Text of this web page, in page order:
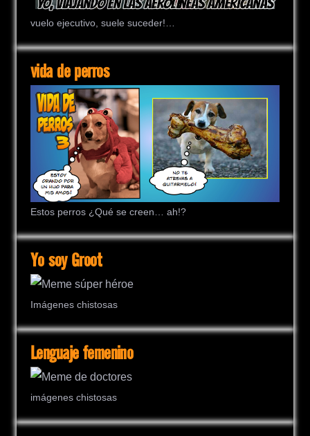
vuelo ejecutivo, suele suceder!…
vida de perros
Estos perros ¿Qué se creen… ah!?
Yo soy Groot
Imágenes chistosas
Lenguaje femenino
imágenes chistosas